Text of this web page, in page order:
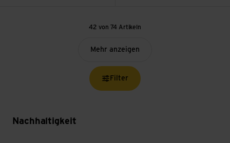
42 von 74 Artikeln
Mehr anzeigen
Filter
Nachhaltigkeit